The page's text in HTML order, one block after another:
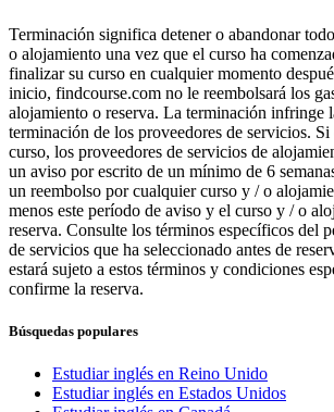
Terminación significa detener o abandonar
o alojamiento una vez que el curso ha
finalizar su curso en cualquier momento
inicio, findcourse.com no le reembolsará los
alojamiento o reserva. La terminación infringe
terminación de los proveedores de servicios. Si
curso, los proveedores de servicios de
un aviso por escrito de un mínimo de 6
un reembolso por cualquier curso y / o
menos este período de aviso y el curso y / o
reserva. Consulte los términos específicos del
de servicios que ha seleccionado antes de
estará sujeto a estos términos y condiciones
confirme la reserva.
Búsquedas populares
Estudiar inglés en Reino Unido
Estudiar inglés en Estados Unidos